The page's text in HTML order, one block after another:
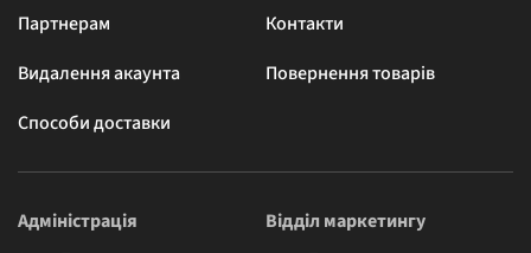
Партнерам
Контакти
Видалення акаунта
Повернення товарів
Способи доставки
Адміністрація Відділ маркетингу